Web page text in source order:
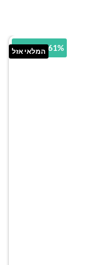
המלאי אזל38.61% הנחה